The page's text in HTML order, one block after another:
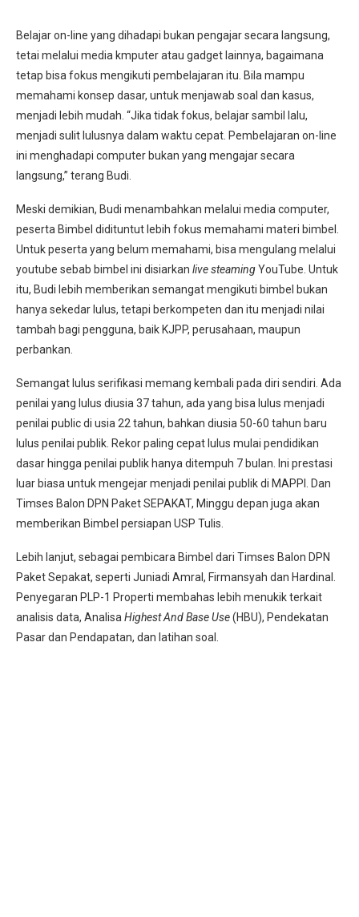
Belajar on-line yang dihadapi bukan pengajar secara langsung,
tetai melalui media kmputer atau gadget lainnya, bagaimana
tetap bisa fokus mengikuti pembelajaran itu. Bila mampu
memahami konsep dasar, untuk menjawab soal dan kasus,
menjadi lebih mudah. “Jika tidak fokus, belajar sambil lalu,
menjadi sulit lulusnya dalam waktu cepat. Pembelajaran on-line
ini menghadapi computer bukan yang mengajar secara
langsung,” terang Budi.
Meski demikian, Budi menambahkan melalui media computer,
peserta Bimbel didituntut lebih fokus memahami materi bimbel.
Untuk peserta yang belum memahami, bisa mengulang melalui
youtube sebab bimbel ini disiarkan live steamingYouTube. Untuk
itu, Budi lebih memberikan semangat mengikuti bimbel bukan
hanya sekedar lulus, tetapi berkompeten dan itu menjadi nilai
tambah bagi pengguna, baik KJPP, perusahaan, maupun
perbankan.
Semangat lulus serifikasi memang kembali pada diri sendiri. Ada
penilai yang lulus diusia 37 tahun, ada yang bisa lulus menjadi
penilai public di usia 22 tahun, bahkan diusia 50-60 tahun baru
lulus penilai publik. Rekor paling cepat lulus mulai pendidikan
dasar hingga penilai publik hanya ditempuh 7 bulan. Ini prestasi
luar biasa untuk mengejar menjadi penilai publik di MAPPI. Dan
Timses Balon DPN Paket SEPAKAT, Minggu depan juga akan
memberikan Bimbel persiapan USP Tulis.
Lebih lanjut, sebagai pembicara Bimbel dari Timses Balon DPN
Paket Sepakat, seperti Juniadi Amral, Firmansyah dan Hardinal.
Penyegaran PLP-1 Properti membahas lebih menukik terkait
analisis data, Analisa Highest And Base Use(HBU), Pendekatan
Pasar dan Pendapatan, dan latihan soal.